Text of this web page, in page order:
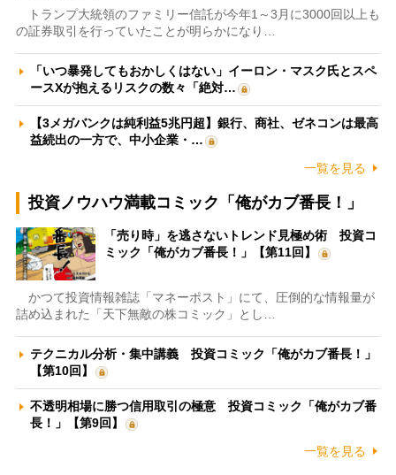
トランプ大統領のファミリー信託が今年1～3月に3000回以上も
の証券取引を行っていたことが明らかになり…
「いつ暴発してもおかしくはない」イーロン・マスク氏とスペ
ースXが抱えるリスクの数々「絶対…
【3メガバンクは純利益5兆円超】銀行、商社、ゼネコンは最高
益続出の一方で、中小企業・…
一覧を見る
投資ノウハウ満載コミック「俺がカブ番長！」
「売り時」を逃さないトレンド見極め術 投資コ
ミック「俺がカブ番長！」【第11回】
かつて投資情報雑誌「マネーポスト」にて、圧倒的な情報量が
詰め込まれた「天下無敵の株コミック」とし…
テクニカル分析・集中講義 投資コミック「俺がカブ番長！」
【第10回】
不透明相場に勝つ信用取引の極意 投資コミック「俺がカブ番
長！」【第9回】
一覧を見る